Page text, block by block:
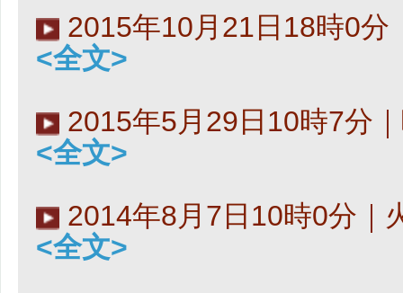
2015年10月21日18時0分
<全文>
2015年5月29日10時7分
<全文>
2014年8月7日10時0分｜
<全文>